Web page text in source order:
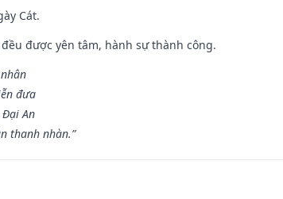
Cát.
được yên tâm, hành sự thành công.
đưa
Đại An
thanh nhàn.”